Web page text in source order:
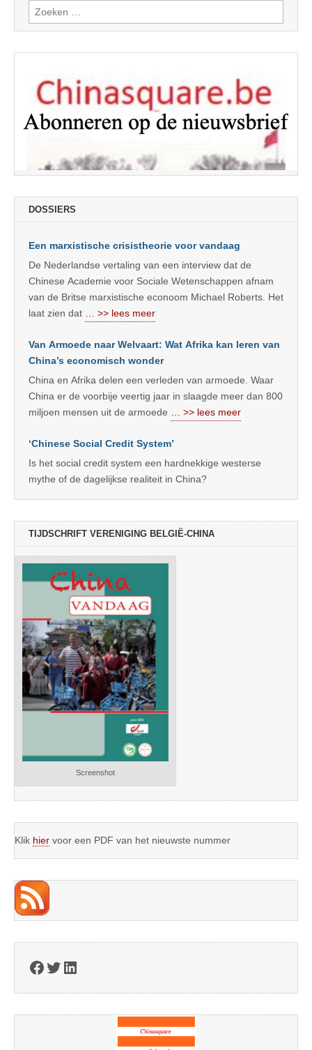
Zoeken
naar:
DOSSIERS
Een marxistische crisistheorie voor vandaag
De Nederlandse vertaling van een interview dat de
Chinese Academie voor Sociale Wetenschappen afnam
van de Britse marxistische econoom Michael Roberts. Het
laat zien dat
… >> lees meer
Van Armoede naar Welvaart: Wat Afrika kan leren van
China’s economisch wonder
China en Afrika delen een verleden van armoede. Waar
China er de voorbije veertig jaar in slaagde meer dan 800
miljoen mensen uit de armoede
… >> lees meer
‘Chinese Social Credit System’
Is het social credit system een hardnekkige westerse
mythe of de dagelijkse realiteit in China?
TIJDSCHRIFT VERENIGING BELGIË-CHINA
Screenshot
Klik hier voor een PDF van het nieuwste nummer
Facebook
Twitter
LinkedIn